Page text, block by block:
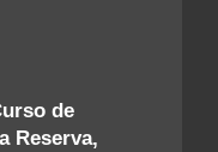
de
Reserva,